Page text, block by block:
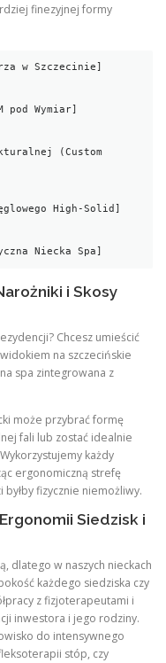
finezyjnej formy
i Skosy
Chcesz umieścić
na szczecińskie
spa zintegrowana z
może przybrać formę
fali lub zostać idealnie
każdy
ergonomiczną strefę
byłby fizycznie niemożliwy.
Siedzisk i
dlatego w naszych nieckach
każdego siedziska czy
z fizjoterapeutami i
inwestora i jego rodziny.
do intensywnego
stóp, czy